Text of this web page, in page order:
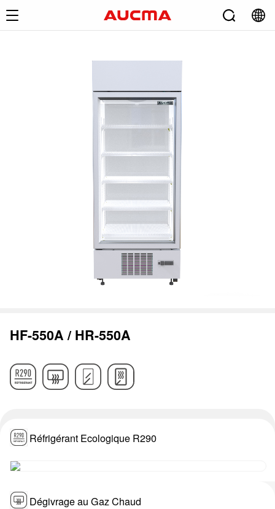
HF-550A / HR-550A
Réfrigérant Ecologique R290
Dégivrage au Gaz Chaud